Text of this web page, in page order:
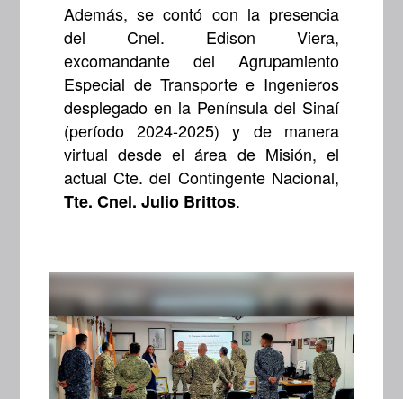
Además, se contó con la presencia
del Cnel. Edison Viera,
excomandante del Agrupamiento
Especial de Transporte e Ingenieros
desplegado en la Península del Sinaí
(período 2024-2025) y de manera
virtual desde el área de Misión, el
actual Cte. del Contingente Nacional,
Tte. Cnel. Julio Brittos.